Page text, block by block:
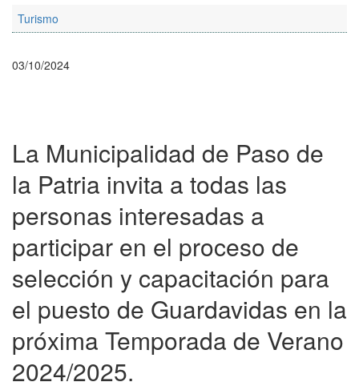
Turismo
03/10/2024
La Municipalidad de Paso de
la Patria invita a todas las
personas interesadas a
participar en el proceso de
selección y capacitación para
el puesto de Guardavidas en la
próxima Temporada de Verano
2024/2025.